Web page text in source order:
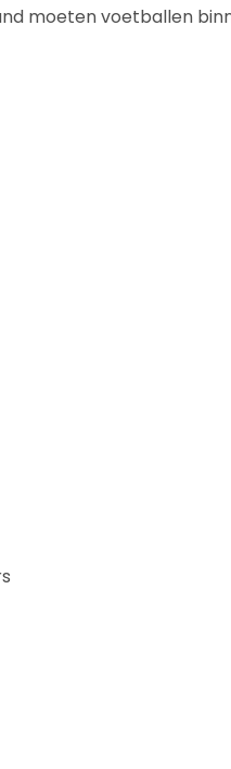
moeten voetballen